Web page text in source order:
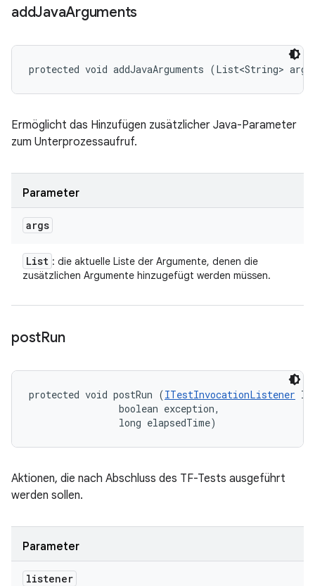
addJavaArguments
protected void addJavaArguments (List<String>
Ermöglicht das Hinzufügen zusätzlicher Java-Parameter
zum Unterprozessaufruf.
Parameter
args
List : die aktuelle Liste der Argumente, denen die
zusätzlichen Argumente hinzugefügt werden müssen.
postRun
protected void postRun (ITestInvocationListener
                boolean exception,
                long elapsedTime)
Aktionen, die nach Abschluss des TF-Tests ausgeführt
werden sollen.
Parameter
listener